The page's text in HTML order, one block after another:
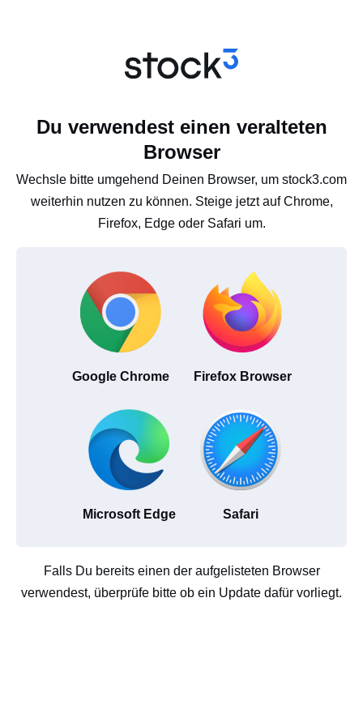
Du verwendest einen veralteten
Browser
Wechsle bitte umgehend Deinen Browser, um stock3.com
weiterhin nutzen zu können. Steige jetzt auf Chrome,
Firefox, Edge oder Safari um.
Google Chrome Firefox Browser
Microsoft Edge Safari
Falls Du bereits einen der aufgelisteten Browser
verwendest, überprüfe bitte ob ein Update dafür vorliegt.